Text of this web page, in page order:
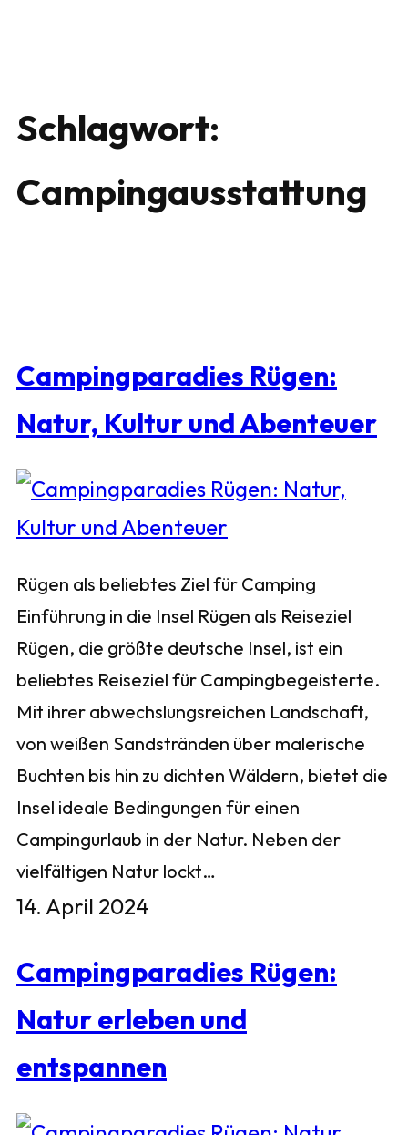
Schlagwort:
Campingausstattung
Campingparadies Rügen:
Natur, Kultur und Abenteuer
Rügen als beliebtes Ziel für Camping
Einführung in die Insel Rügen als Reiseziel
Rügen, die größte deutsche Insel, ist ein
beliebtes Reiseziel für Campingbegeisterte.
Mit ihrer abwechslungsreichen Landschaft,
von weißen Sandstränden über malerische
Buchten bis hin zu dichten Wäldern, bietet die
Insel ideale Bedingungen für einen
Campingurlaub in der Natur. Neben der
vielfältigen Natur lockt…
14. April 2024
Campingparadies Rügen:
Natur erleben und
entspannen